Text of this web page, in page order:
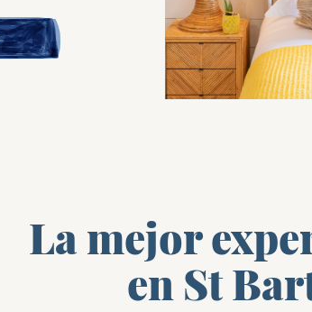
La mejor
en St